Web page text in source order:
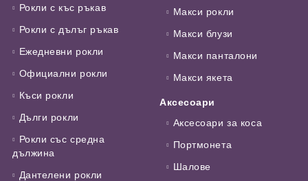
Рокли с къс ръкав
Рокли с дълъг ръкав
Ежедневни рокли
Официални рокли
Къси рокли
Дълги рокли
Рокли със средна
дължина
Дантелени рокли
Макси рокли
Макси блузи
Макси панталони
Макси якета
Аксесоари
Аксесоари за коса
Портмонета
Шалове